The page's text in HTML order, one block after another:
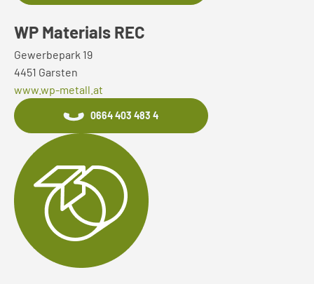
WP Materials REC
Gewerbepark 19
4451 Garsten
www.wp-metall.at
0664 403 483 4